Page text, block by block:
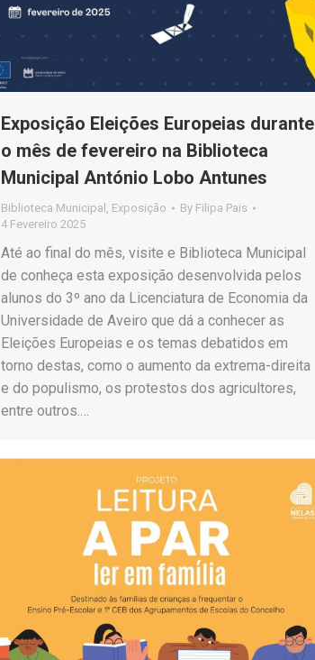
Exposição Eleições Europeias durante
o mês de fevereiro na Biblioteca
Municipal António Lobo Antunes
Biblioteca Municipal , Exposição By Filipa Pais
4 Fevereiro 2025
Até ao final do mês, visite e Biblioteca Municipal
de conheça esta exposição desenvolvida pelos
alunos do 3º ano da Licenciatura de Economia da
Universidade de Aveiro que dá a conhecer as
Eleições Europeias e os temas debatidos em
torno destas, como o aumento da extrema-direita
e do populismo, os protestos dos agricultores,
entre outros.…